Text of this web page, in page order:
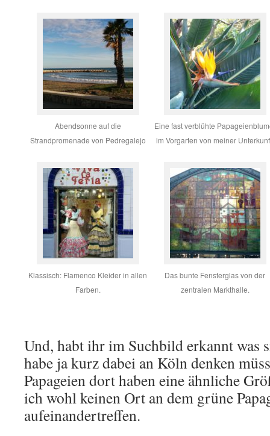
Abendsonne auf die
Strandpromenade von Pedregalejo
Eine fast verblühte
im Vorgarten von meiner
Klassisch: Flamenco Kleider in allen
Farben.
Das bunte Fensterglas von der
zentralen Markthalle.
Und, habt ihr im Suchbild erkannt was
habe ja kurz dabei an Köln denken
Papageien dort haben eine ähnliche
ich wohl keinen Ort an dem grüne
aufeinandertreffen.